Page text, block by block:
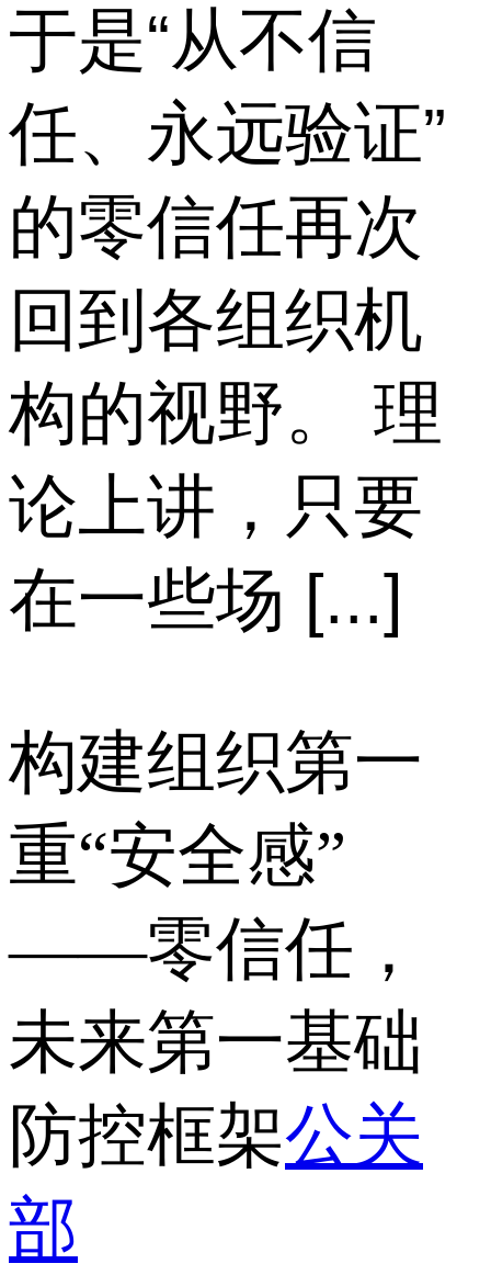
于是“从不信
任、永远验证”
的零信任再次
回到各组织机
构的视野。 理
论上讲，只要
在一些场 [...]
构建组织第一
重“安全感”
——零信任，
未来第一基础
防控框架公关
部